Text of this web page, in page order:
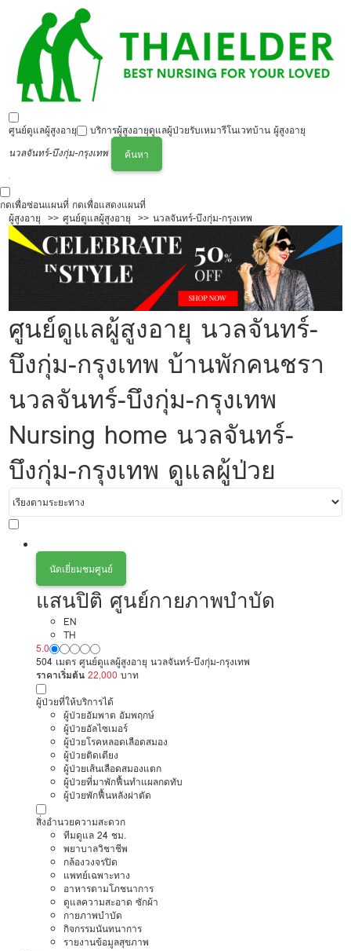
ศูนย์ดูแลผู้สูงอายุ บริการผู้สูงอายุดูแลผู้ป่วยรับเหมารีโนเวทบ้าน ผู้สูงอายุ
นวลจันทร์-บึงกุ่ม-กรุงเทพ
ค้นหา
กดเพื่อซ่อนแผนที่ กดเพื่อแสดงแผนที่
ผู้สูงอายุ
ศูนย์ดูแลผู้สูงอายุ นวลจันทร์-บึงกุ่ม-กรุงเทพ
ศูนย์ดูแลผู้สูงอายุ นวลจันทร์-
บึงกุ่ม-กรุงเทพ บ้านพักคนชรา
นวลจันทร์-บึงกุ่ม-กรุงเทพ
Nursing home นวลจันทร์-
บึงกุ่ม-กรุงเทพ ดูแลผู้ป่วย
นัดเยี่ยมชมศูนย์
แสนปิติ ศูนย์กายภาพบำบัด
EN
TH
5.0
504 เมตร ศูนย์ดูแลผู้สูงอายุ นวลจันทร์-บึงกุ่ม-กรุงเทพ
ราคาเริ่มต้น 22,000 บาท
ผู้ป่วยที่ให้บริการได้
ผู้ป่วยอัมพาต อัมพฤกษ์
ผู้ป่วยอัลไซเมอร์
ผู้ป่วยโรคหลอดเลือดสมอง
ผู้ป่วยติดเตียง
ผู้ป่วยเส้นเลือดสมองแตก
ผู้ป่วยที่มาพักฟื้นทำแผลกดทับ
ผู้ป่วยพักฟื้นหลังผ่าตัด
สิ่งอำนวยความสะดวก
ทีมดูแล 24 ชม.
พยาบาลวิชาชีพ
กล้องวงจรปิด
แพทย์เฉพาะทาง
อาหารตามโภชนาการ
ดูแลความสะอาด ซักผ้า
กายภาพบำบัด
กิจกรรมนันทนาการ
รายงานข้อมูลสุขภาพ